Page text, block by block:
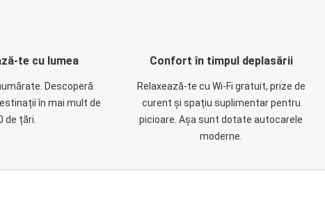
te cu lumea
Descoperă
în mai mult de
de țări.
Confort în timpul deplasării
Relaxează-te cu Wi-Fi gratuit, prize de
curent și spațiu suplimentar pentru
picioare. Așa sunt dotate autocarele
moderne.